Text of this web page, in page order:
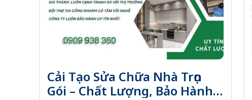
Cải Tạo Sửa Chữa Nhà Trọn
Gói – Chất Lượng, Bảo Hành